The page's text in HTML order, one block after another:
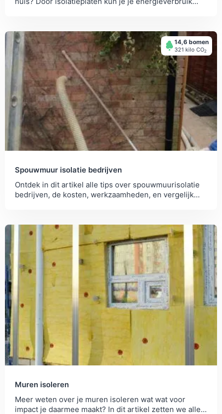
14,6 bomen
321 kilo СО2
Spouwmuur isolatie bedrijven
Ontdek in dit artikel alle tips over spouwmuurisolatie
bedrijven, de kosten, werkzaamheden, en vergelijk
Muren isoleren
Meer weten over je muren isoleren wat wat voor
impact je daarmee maakt? In dit artikel zetten we alles